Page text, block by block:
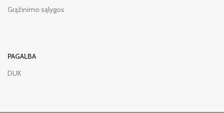
Grąžinimo sąlygos
PAGALBA
DUK